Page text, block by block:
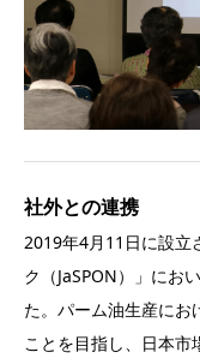
社外との連携
2019年4月11日に設立
ク（JaSPON）」にお
た。パーム油生産にお
ことを目指し、日本市